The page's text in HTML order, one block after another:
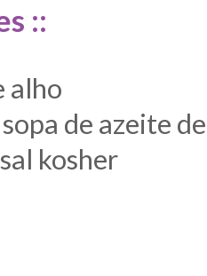
::
alho
de azeite
kosher